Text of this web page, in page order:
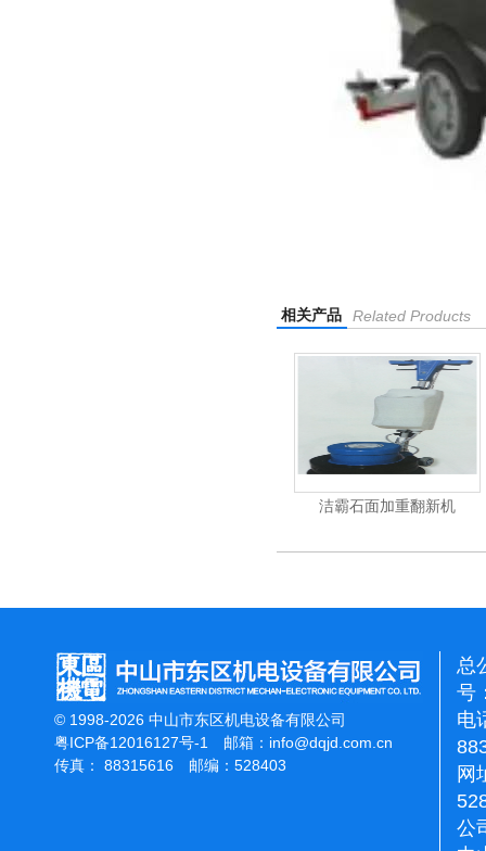
相关产品 Related Products
洁霸石面加重翻新机
© 1998-2026 中山市东区机电设备有限公司
粤ICP备12016127号-1 邮箱： info@dqjd.com.cn
传真： 88315616 邮编：528403
总
号
电
网
公